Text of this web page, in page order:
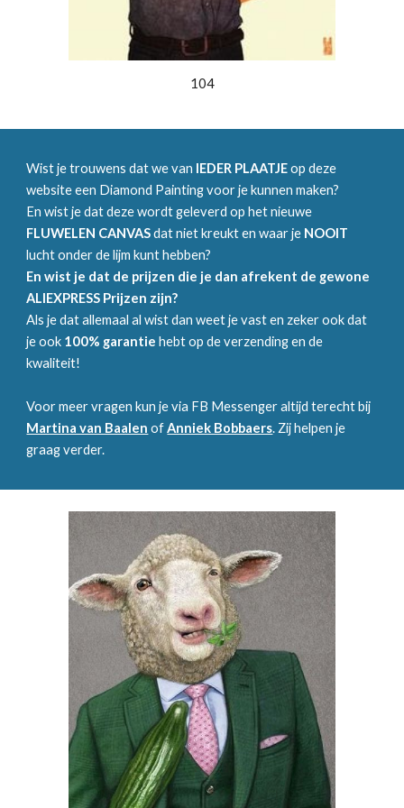
104
Wist je trouwens dat we van IEDER PLAATJEop deze
website een Diamond Painting voor je kunnen maken?
En wist je dat deze wordt geleverd op het nieuwe
FLUWELEN CANVASdat niet kreukt en waar je NOOIT
lucht onder de lijm kunt hebben?
En wist je dat de prijzen die je dan afrekent de gewone
ALIEXPRESS Prijzen zijn?
Als je dat allemaal al wist dan weet je vast en zeker ook dat
je ook 100% garantie hebt op de verzending en de
kwaliteit!
Voor meer vragen kun je via FB Messenger altijd terecht bij
Martina van Baalen ofAnniek Bobbaers. Zij helpen je
graag verder.